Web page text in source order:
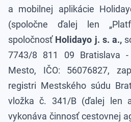
a mobilnej aplikácie
(spoločne ďalej len
spoločnosťHolidayo j. s. a.,
7743/8 811 09 Bratislava
Mesto, IČO: 56076827,
registri Mestského súdu
vložka č. 341/B (ďalej len
vykonáva činnosť cestovnej